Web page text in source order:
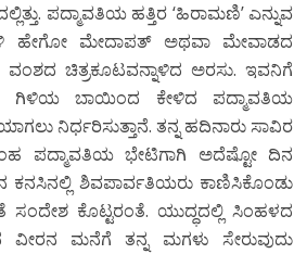
ಪದ್ಮಾವತಿಯ ಹತ್ತಿರ ‘ಹಿರಾಮಣಿ’ ಎನ್ನುವ
ಹೇಗೋ ಮೇದಾಪತ್ ಅಥವಾ ಮೇವಾಡದ
ಚಿತ್ರಕೂಟವನ್ನಾಳಿದ ಅರಸು. ಇವನಿಗೆ
ಗಿಳಿಯ ಬಾಯಿಂದ ಕೇಳಿದ ಪದ್ಮಾವತಿಯ
ನಿರ್ಧರಿಸುತ್ತಾನೆ. ತನ್ನ ಹದಿನಾರು ಸಾವಿರ
ಪದ್ಮಾವತಿಯ ಭೇಟಿಗಾಗಿ ಅದೆಷ್ಟೋ ದಿನ
ಕನಸಿನಲ್ಲಿ ಶಿವಪಾರ್ವತಿಯರು ಕಾಣಿಸಿಕೊಂಡು
ಸಂದೇಶ ಕೊಟ್ಟರಂತೆ. ಯುದ್ಧದಲ್ಲಿ ಸಿಂಹಳದ
ವೀರನ ಮನೆಗೆ ತನ್ನ ಮಗಳು ಸೇರುವುದು